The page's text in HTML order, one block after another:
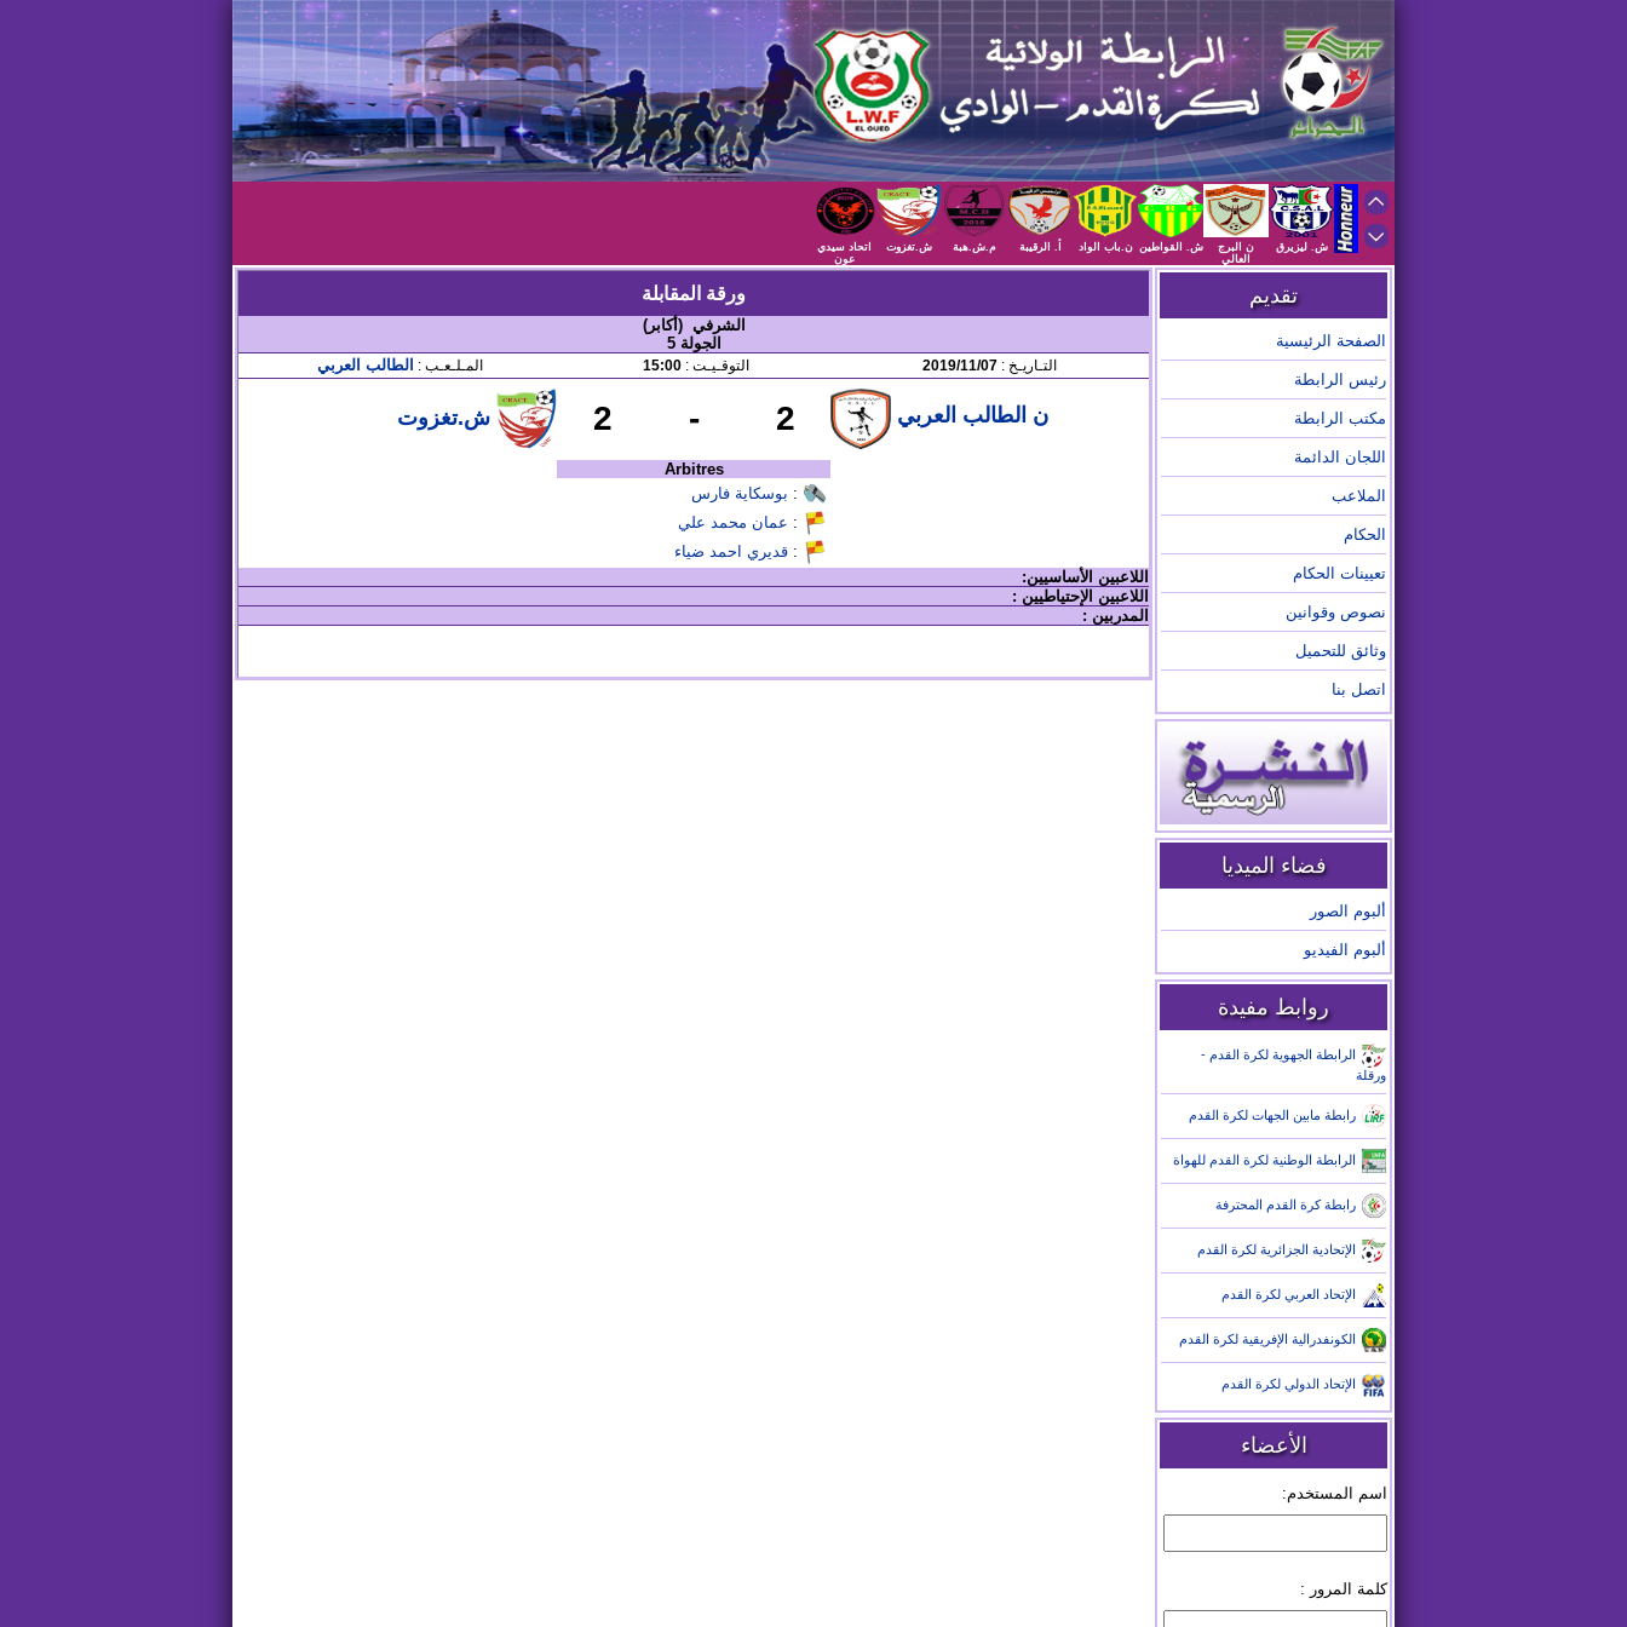
ش. ليزيرق
ن البرج
العالي
ش. القواطين ن.باب الواد أ. الرقيبة م.ش.هبة ش.تغزوت
اتحاد سيدي
عون
تقديم
الصفحة الرئيسية
رئيس الرابطة
مكتب الرابطة
اللجان الدائمة
الملاعب
الحكام
تعيينات الحكام
نصوص وقوانين
وثائق للتحميل
اتصل بنا
فضاء الميديا
ألبوم الصور
ألبوم الفيديو
روابط مفيدة
الرابطة الجهوية لكرة القدم -
ورقلة
رابطة مابين الجهات لكرة القدم
الرابطة الوطنية لكرة القدم للهواة
رابطة كرة القدم المحترفة
الإتحادية الجزائرية لكرة القدم
الإتحاد العربي لكرة القدم
الكونفدرالية الإفريقية لكرة القدم
الإتحاد الدولي لكرة القدم
الأعضاء
اسم المستخدم:
كلمة المرور :
ورقة المقابلة
الشرفي (أكابر)
الجولة 5
التـاريـخ : 2019/11/07 التوقـيـت :15:00 المـلـعـب : الطالب العربي
ن الطالب العربي 2
-
2 ش.تغزوت
Arbitres
: بوسكاية فارس
: عمان محمد علي
: قديري احمد ضياء
اللاعبين الأساسيين:
اللاعبين الإحتياطيين :
المدربين :